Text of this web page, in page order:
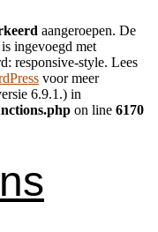
aangeroepen. De
ingevoegd met
responsive-style. Lees
voor meer
6.9.1.) in
on line 6170